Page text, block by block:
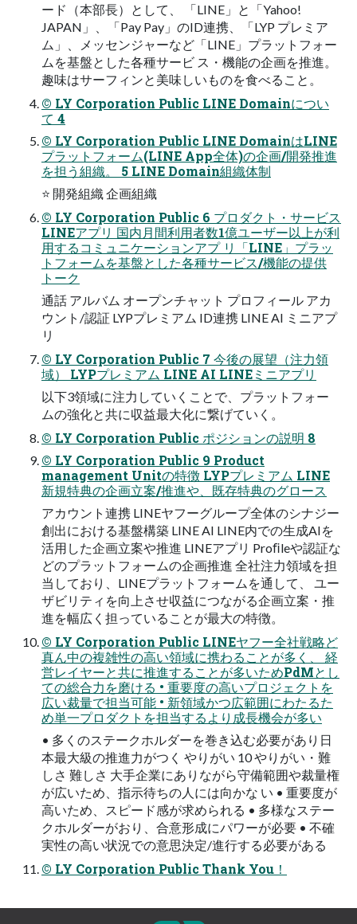
ード（本部⻑）として、 「LINE」と「Yahoo!
JAPAN」、「Pay Pay」のID連携、「LYP プレミア
ム」、メッセンジャーなど「LINE」プラットフォー
ムを基盤とした各種サービ ス・機能の企画を推進。
趣味はサーフィンと美味しいものを⾷べること。
© LY Corporation Public LINE Domainについ
て 4
© LY Corporation Public LINE DomainはLINE
プラットフォーム(LINE App全体)の企画/開発推進
を担う組織。 5 LINE Domain組織体制
⭐ 開発組織 企画組織
© LY Corporation Public 6 プロダクト・サービス
LINEアプリ 国内⽉間利⽤者数1億ユーザー以上が利
⽤するコミュニケーションアプ リ「LINE」プラッ
トフォームを基盤とした各種サービス/機能の提供
トーク
通話 アルバム オープンチャット プロフィール アカ
ウント/認証 LYPプレミアム ID連携 LINE AI ミニアプ
リ
© LY Corporation Public 7 今後の展望（注⼒領
域） LYPプレミアム LINE AI LINEミニアプリ
以下3領域に注⼒していくことで、プラットフォー
ムの強化と共に収益最⼤化に繋げていく。
© LY Corporation Public ポジションの説明 8
© LY Corporation Public 9 Product
management Unitの特徴 LYPプレミアム LINE
新規特典の企画⽴案/推進や、既存特典のグロース
アカウント連携 LINEヤフーグループ全体のシナジー
創出における基盤構築 LINE AI LINE内での⽣成AIを
活⽤した企画⽴案や推進 LINEアプリ Proﬁleや認証な
どのプラットフォームの企画推進 全社注⼒領域を担
当しており、LINEプラットフォームを通して、 ユー
ザビリティを向上させ収益につながる企画⽴案・推
進を幅広く担っていることが最⼤の特徴。
© LY Corporation Public LINEヤフー全社戦略ど
真ん中の複雑性の⾼い領域に携わることが多く、 経
営レイヤーと共に推進することが多いためPdMとし
ての総合⼒を磨ける • 重要度の⾼いプロジェクトを
広い裁量で担当可能 • 新領域かつ広範囲にわたるた
め単⼀プロダクトを担当するより成⻑機会が多い
• 多くのステークホルダーを巻き込む必要があり⽇
本最⼤級の推進⼒がつく やりがい 10 やりがい・難
しさ 難しさ ⼤⼿企業にありながら守備範囲や裁量権
が広いため、指⽰待ちの⼈には向かな い • 重要度が
⾼いため、スピード感が求められる • 多様なステー
クホルダーがおり、合意形成にパワーが必要 • 不確
実性の⾼い状況での意思決定/進⾏する必要がある
© LY Corporation Public Thank You！